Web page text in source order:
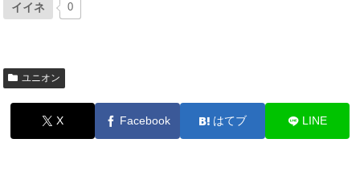
イイネ 0
ユニオン
X Facebook はてブ LINE